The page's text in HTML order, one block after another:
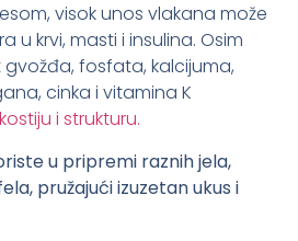
visok unos vlakana može
u krvi, masti i insulina. Osim
fosfata, kalcijuma,
cinka i vitamina K
i strukturu.
u pripremi raznih jela,
pružajući izuzetan ukus i